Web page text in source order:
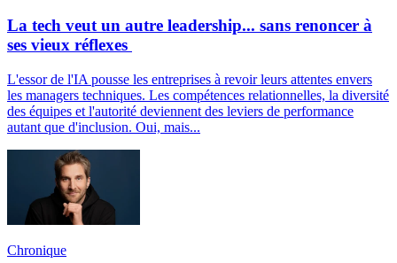
La tech veut un autre leadership... sans renoncer à
ses vieux réflexes
L'essor de l'IA pousse les entreprises à revoir leurs attentes envers
les managers techniques. Les compétences relationnelles, la diversité
des équipes et l'autorité deviennent des leviers de performance
autant que d'inclusion. Oui, mais...
Chronique